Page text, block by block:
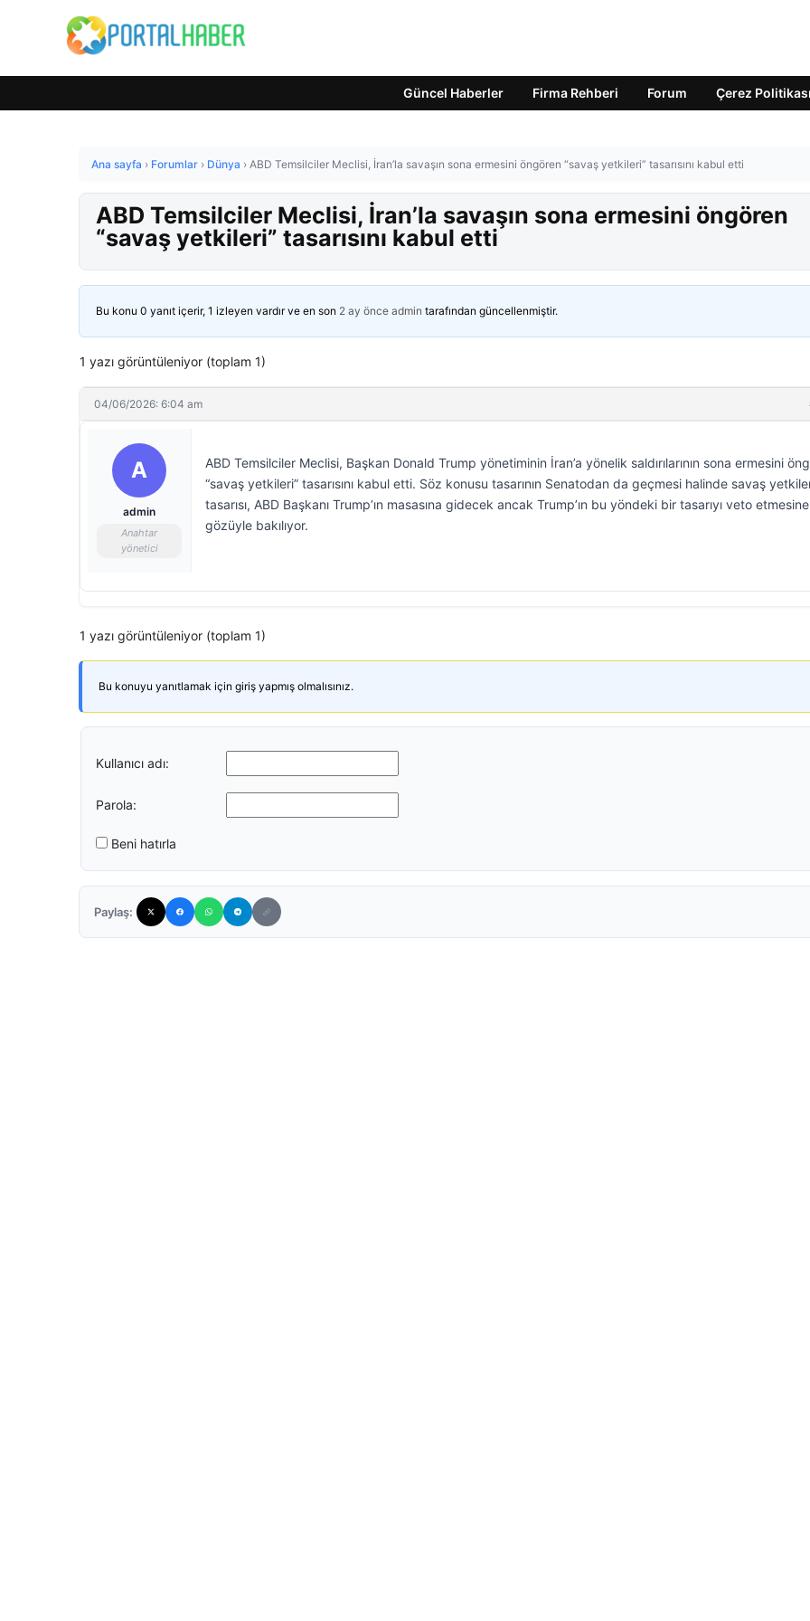
Güncel Haberler Firma Rehberi Forum Çerez Politikası
Ana sayfa › Forumlar › Dünya › ABD Temsilciler Meclisi, İran’la savaşın sona ermesini öngören “savaş yetkileri” tasarısını kabul etti
ABD Temsilciler Meclisi, İran’la savaşın sona ermesini öngören
“savaş yetkileri” tasarısını kabul etti
Bu konu 0 yanıt içerir, 1 izleyen vardır ve en son 2 ay önce admin tarafından güncellenmiştir.
1 yazı görüntüleniyor (toplam 1)
04/06/2026: 6:04 am
A
admin
Anahtar
yönetici
ABD Temsilciler Meclisi, Başkan Donald Trump yönetiminin İran’a yönelik saldırılarının sona ermesini
“savaş yetkileri” tasarısını kabul etti. Söz konusu tasarının Senatodan da geçmesi halinde savaş
tasarısı, ABD Başkanı Trump’ın masasına gidecek ancak Trump’ın bu yöndeki bir tasarıyı veto
gözüyle bakılıyor.
1 yazı görüntüleniyor (toplam 1)
Bu konuyu yanıtlamak için giriş yapmış olmalısınız.
Kullanıcı adı:
Parola:
Beni hatırla
Paylaş: